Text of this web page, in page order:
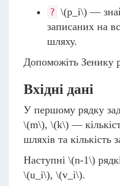
? \(p_i\) —
записаних на
шляху.
Допоможіть Зенику
Вхідні дані
У першому рядку
\(m\), \(k\) —
шляхів та кількість
Наступні \(n-1\)
\(u_i\), \(v_i\).